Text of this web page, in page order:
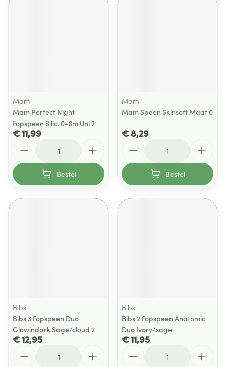
Mam
Mam Perfect Night
Fopspeen Silic. 0-6m Uni 2
€ 11,99
Bestel
Mam
Mam Speen Skinsoft Maat 0
€ 8,29
Bestel
Bibs
Bibs 3 Fopspeen Duo
Glowindark Sage/cloud 2
€ 12,95
Bibs
Bibs 2 Fopspeen Anatomic
Duo Ivory/sage
€ 11,95